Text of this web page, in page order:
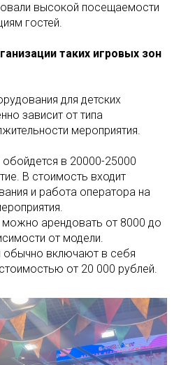
высокой посещаемости
гостей.
таких игровых зон
для детских
зависит от типа
мероприятия.
в 20000-25000
В стоимость входит
и работа оператора на
арендовать от 8000 до
от модели.
обычно включают в себя
от 20 000 рублей.